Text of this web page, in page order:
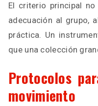
El criterio principal
adecuación al grupo,
práctica. Un
que una colección
Protocolos
movimiento